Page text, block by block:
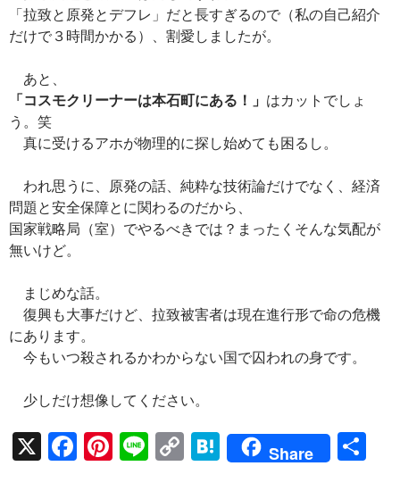
「拉致と原発とデフレ」だと長すぎるので（私の自己紹介
だけで３時間かかる）、割愛しましたが。
あと、
「コスモクリーナーは本石町にある！」 はカットでしょ
う。笑
真に受けるアホが物理的に探し始めても困るし。
われ思うに、原発の話、純粋な技術論だけでなく、経済
問題と安全保障とに関わるのだから、
国家戦略局（室）でやるべきでは？まったくそんな気配が
無いけど。
まじめな話。
復興も大事だけど、拉致被害者は現在進行形で命の危機
にあります。
今もいつ殺されるかわからない国で囚われの身です。
少しだけ想像してください。
X
F
Pi Li
C
H
Share